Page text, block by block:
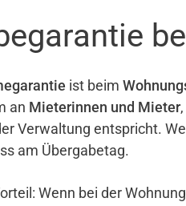
ist beim
an Mieterinnen und Mieter
Verwaltung entspricht.
am Übergabetag.
Wenn bei der